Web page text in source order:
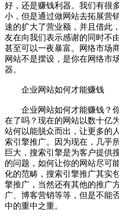
好，还是赚钱利器。我们有很
小，但是通过做网站去拓展营
速的扩大了营业额，并且借此
友在向我们表示感谢的同时不
甚至可以一夜暴富。网络市场
网站不是摆设，是你在网络市
器。
企业网站如何才能赚钱
企业网站如何才能赚钱？你
在了吗？现在的网站以数十亿
站何以能脱众而出，让更多的
索引擎推广。因为现在，几乎
巨大，搜索引擎是为客户提供
的问题，如何让你的网站尽可
化的范畴，搜索引擎推广其实
擎推广，当然还有其他的推广
广、博客营销等等，但是不能
中的重中之重。